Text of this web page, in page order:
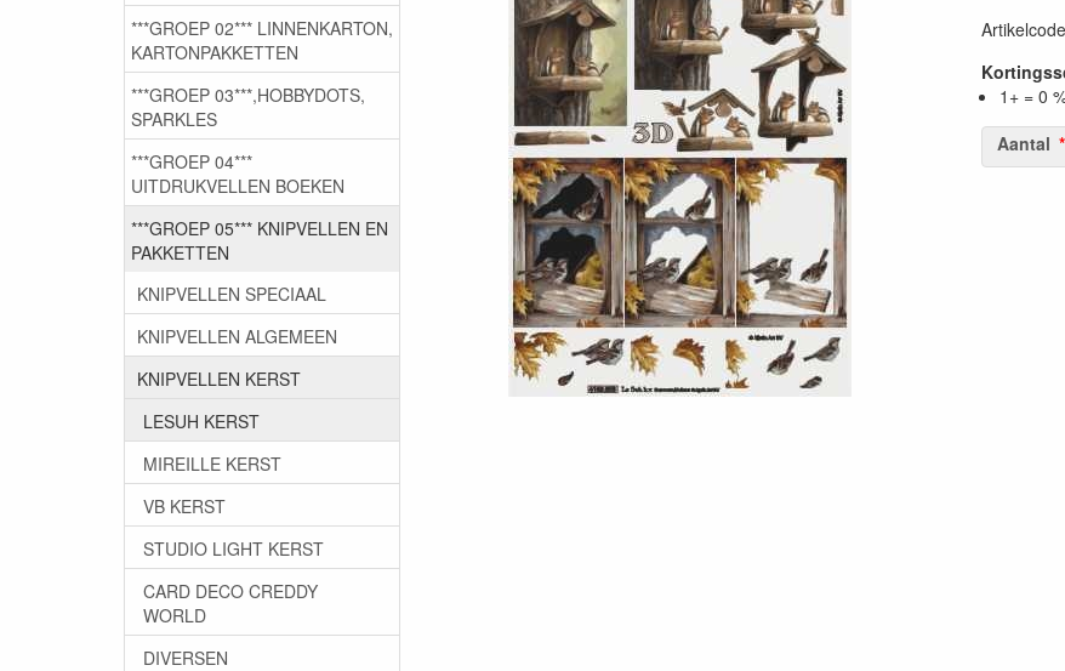
Artikelcode
1+ = 0
Aantal
***GROEP 02*** LINNENKARTON,
KARTONPAKKETTEN
***GROEP 03***,HOBBYDOTS,
SPARKLES
***GROEP 04***
UITDRUKVELLEN BOEKEN
***GROEP 05*** KNIPVELLEN EN
PAKKETTEN
KNIPVELLEN SPECIAAL
KNIPVELLEN ALGEMEEN
KNIPVELLEN KERST
LESUH KERST
MIREILLE KERST
VB KERST
STUDIO LIGHT KERST
CARD DECO CREDDY
WORLD
DIVERSEN